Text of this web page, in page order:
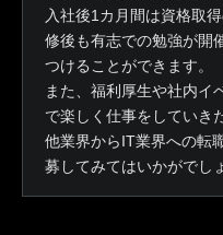
入社後1カ月間は資格取
修後も有志での勉強が開
つけることができます。
また、福利厚生や社内イ
で楽しく仕事をしていき
他業界からIT業界への転
募してみてはいかがでし